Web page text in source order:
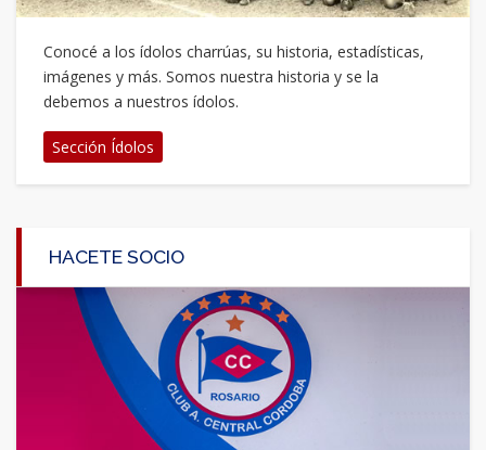
Conocé a los ídolos charrúas, su historia, estadísticas,
imágenes y más. Somos nuestra historia y se la
debemos a nuestros ídolos.
Sección Ídolos
HACETE SOCIO